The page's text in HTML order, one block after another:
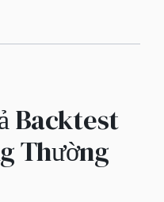
Backtest
Thường